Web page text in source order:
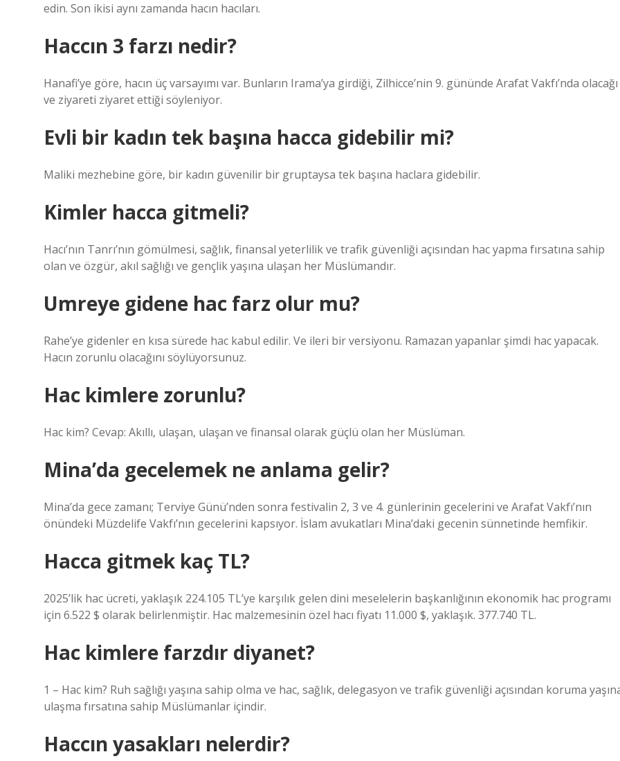
edin. Son ikisi aynı zamanda hacın hacıları.
Haccın 3 farzı nedir?
Hanafi’ye göre, hacın üç varsayımı var. Bunların Irama’ya girdiği, Zilhicce’nin 9. gününde Arafat Vakfı’nda olacağı
ve ziyareti ziyaret ettiği söyleniyor.
Evli bir kadın tek başına hacca gidebilir mi?
Maliki mezhebine göre, bir kadın güvenilir bir gruptaysa tek başına haclara gidebilir.
Kimler hacca gitmeli?
Hacı’nın Tanrı’nın gömülmesi, sağlık, finansal yeterlilik ve trafik güvenliği açısından hac yapma fırsatına sahip
olan ve özgür, akıl sağlığı ve gençlik yaşına ulaşan her Müslümandır.
Umreye gidene hac farz olur mu?
Rahe’ye gidenler en kısa sürede hac kabul edilir. Ve ileri bir versiyonu. Ramazan yapanlar şimdi hac yapacak.
Hacın zorunlu olacağını söylüyorsunuz.
Hac kimlere zorunlu?
Hac kim? Cevap: Akıllı, ulaşan, ulaşan ve finansal olarak güçlü olan her Müslüman.
Mina’da gecelemek ne anlama gelir?
Mina’da gece zamanı; Terviye Günü’nden sonra festivalin 2, 3 ve 4. günlerinin gecelerini ve Arafat Vakfı’nın
önündeki Müzdelife Vakfı’nın gecelerini kapsıyor. İslam avukatları Mina’daki gecenin sünnetinde hemfikir.
Hacca gitmek kaç TL?
2025’lik hac ücreti, yaklaşık 224.105 TL’ye karşılık gelen dini meselelerin başkanlığının ekonomik hac programı
için 6.522 $ olarak belirlenmiştir. Hac malzemesinin özel hacı fiyatı 11.000 $, yaklaşık. 377.740 TL.
Hac kimlere farzdır diyanet?
1 – Hac kim? Ruh sağlığı yaşına sahip olma ve hac, sağlık, delegasyon ve trafik güvenliği açısından koruma
ulaşma fırsatına sahip Müslümanlar içindir.
Haccın yasakları nelerdir?